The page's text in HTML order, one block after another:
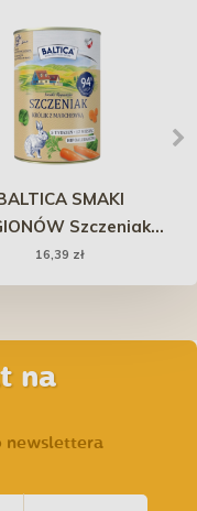
SMAKI
Szczeniak
z marchewką 400g
16,39 zł
na
newslettera